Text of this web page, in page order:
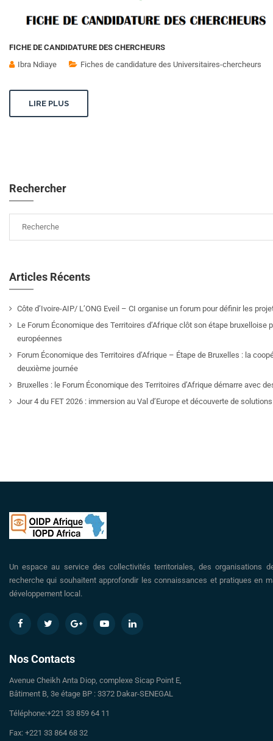
FICHE DE CANDIDATURE DES CHERCHEURS
Ibra Ndiaye
Fiches de candidature des Universitaires-chercheurs
LIRE PLUS
Rechercher
Articles Récents
Côte d’Ivoire-AIP/ L’ONG Eveil – CI organise un forum pour définir les
Le Forum Économique des Territoires d’Afrique clôt son étape
européennes
Forum Économique des Territoires d’Afrique – Étape de Bruxelles : la
deuxième journée
Bruxelles : le Forum Économique des Territoires d’Afrique démarre avec
Jour 4 du FET 2026 : immersion au Val d’Europe et découverte de
Un espace au service des collectivités territoriales, des organisations
recherche qui souhaitent approfondir les connaissances et pratiques en
développement local.
Nos Contacts
Avenue Cheikh Anta Diop, complexe Sicap Point E,
Bâtiment B, 3e étage BP : 3372 Dakar-SENEGAL
Téléphone:+221 33 859 64 11
Fax: +221 33 864 68 32